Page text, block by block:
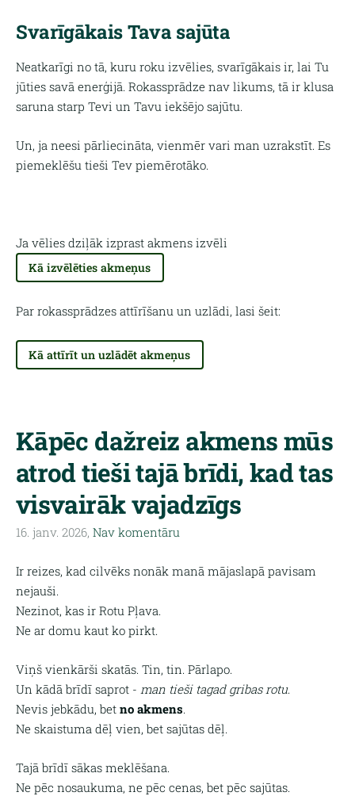
Svarīgākais Tava sajūta
Neatkarīgi no tā, kuru roku izvēlies, svarīgākais ir, lai Tu
jūties savā enerģijā. Rokassprādze nav likums, tā ir klusa
saruna starp Tevi un Tavu iekšējo sajūtu.
Un, ja neesi pārliecināta, vienmēr vari man uzrakstīt. Es
piemeklēšu tieši Tev piemērotāko.
Ja vēlies dziļāk izprast akmens izvēli
Kā izvēlēties akmeņus
Par rokassprādzes attīrīšanu un uzlādi, lasi šeit:
Kā attīrīt un uzlādēt akmeņus
Kāpēc dažreiz akmens mūs
atrod tieši tajā brīdi, kad tas
visvairāk vajadzīgs
16. janv. 2026, Nav komentāru
Ir reizes, kad cilvēks nonāk manā mājaslapā pavisam
nejauši.
Nezinot, kas ir Rotu Pļava.
Ne ar domu kaut ko pirkt.
Viņš vienkārši skatās. Tin, tin. Pārlapo.
Un kādā brīdī saprot - man tieši tagad gribas rotu.
Nevis jebkādu, bet no akmens.
Ne skaistuma dēļ vien, bet sajūtas dēļ.
Tajā brīdī sākas meklēšana.
Ne pēc nosaukuma, ne pēc cenas, bet pēc sajūtas.